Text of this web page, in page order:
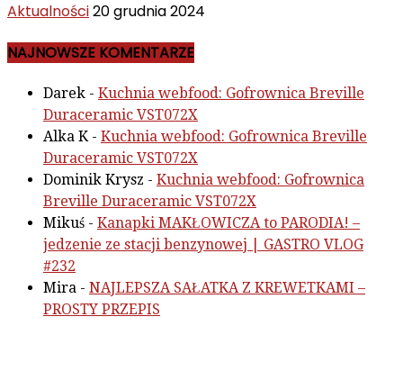
Aktualności20 grudnia 2024
NAJNOWSZE KOMENTARZE
Darek - Kuchnia webfood: Gofrownica Breville
Duraceramic VST072X
Alka K- Kuchnia webfood: Gofrownica Breville
Duraceramic VST072X
Dominik Krysz - Kuchnia webfood: Gofrownica
Breville Duraceramic VST072X
Mikuś - Kanapki MAKŁOWICZA to PARODIA! –
jedzenie ze stacji benzynowej | GASTRO VLOG
#232
Mira - NAJLEPSZA SAŁATKA Z KREWETKAMI –
PROSTY PRZEPIS